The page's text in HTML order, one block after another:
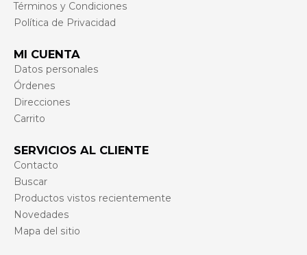
Términos y Condiciones
Política de Privacidad
MI CUENTA
Datos personales
Órdenes
Direcciones
Carrito
SERVICIOS AL CLIENTE
Contacto
Buscar
Productos vistos recientemente
Novedades
Mapa del sitio